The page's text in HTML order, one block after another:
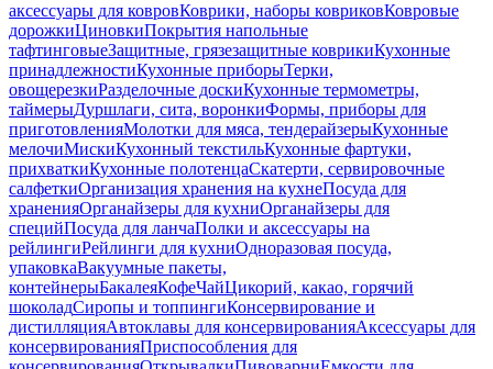
аксессуары для ковровКоврики, наборы ковриковКовровые
дорожкиЦиновкиПокрытия напольные
тафтинговыеЗащитные, грязезащитные коврикиКухонные
принадлежностиКухонные приборыТерки,
овощерезкиРазделочные доскиКухонные термометры,
таймерыДуршлаги, сита, воронкиФормы, приборы для
приготовленияМолотки для мяса, тендерайзерыКухонные
мелочиМискиКухонный текстильКухонные фартуки,
прихваткиКухонные полотенцаСкатерти, сервировочные
салфеткиОрганизация хранения на кухнеПосуда для
храненияОрганайзеры для кухниОрганайзеры для
специйПосуда для ланчаПолки и аксессуары на
рейлингиРейлинги для кухниОдноразовая посуда,
упаковкаВакуумные пакеты,
контейнерыБакалеяКофеЧайЦикорий, какао, горячий
шоколадСиропы и топпингиКонсервирование и
дистилляцияАвтоклавы для консервированияАксессуары для
консервированияПриспособления для